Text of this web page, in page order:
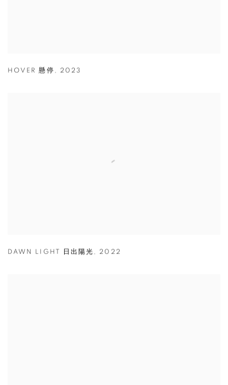
HOVER 懸停 , 2023
DAWN LIGHT 日出陽光 , 2022